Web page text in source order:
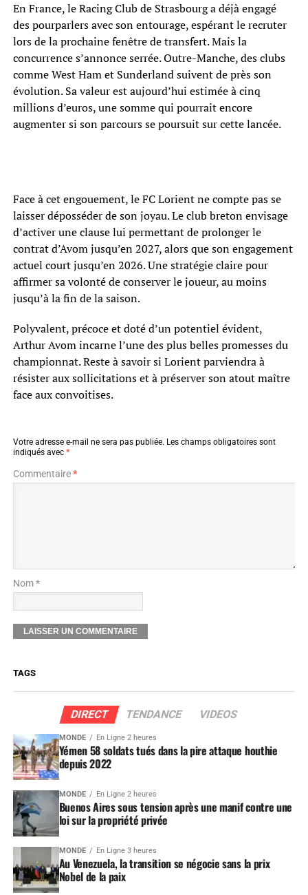
En France, le Racing Club de Strasbourg a déjà engagé
des pourparlers avec son entourage, espérant le recruter
lors de la prochaine fenêtre de transfert. Mais la
concurrence s’annonce serrée. Outre-Manche, des clubs
comme West Ham et Sunderland suivent de près son
évolution. Sa valeur est aujourd’hui estimée à cinq
millions d’euros, une somme qui pourrait encore
augmenter si son parcours se poursuit sur cette lancée.
Face à cet engouement, le FC Lorient ne compte pas se
laisser déposséder de son joyau. Le club breton envisage
d’activer une clause lui permettant de prolonger le
contrat d’Avom jusqu’en 2027, alors que son engagement
actuel court jusqu’en 2026. Une stratégie claire pour
affirmer sa volonté de conserver le joueur, au moins
jusqu’à la fin de la saison.
Polyvalent, précoce et doté d’un potentiel évident,
Arthur Avom incarne l’une des plus belles promesses du
championnat. Reste à savoir si Lorient parviendra à
résister aux sollicitations et à préserver son atout maître
face aux convoitises.
Votre adresse e-mail ne sera pas publiée. Les champs obligatoires sont
indiqués avec *
Commentaire*
Nom *
TAGS
DIRECT TENDANCE VIDEOS
MONDE En Ligne 2 heures
Yémen 58 soldats tués dans la pire attaque houthie
depuis 2022
MONDE En Ligne 2 heures
Buenos Aires sous tension après une manif contre une
loi sur la propriété privée
MONDE En Ligne 3 heures
Au Venezuela, la transition se négocie sans la prix
Nobel de la paix